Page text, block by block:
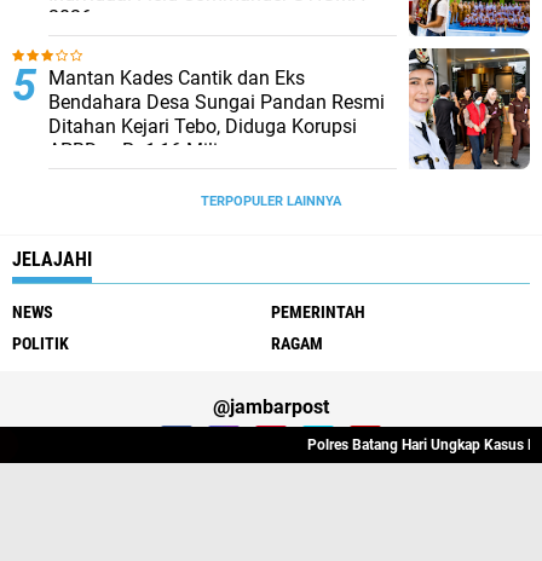
2026
Mantan Kades Cantik dan Eks
Bendahara Desa Sungai Pandan Resmi
Ditahan Kejari Tebo, Diduga Korupsi
APBDes Rp1,16 Miliar
TERPOPULER LAINNYA
JELAJAHI
NEWS
PEMERINTAH
POLITIK
RAGAM
@jambarpost
Polres Batang Hari Ungkap Kasus